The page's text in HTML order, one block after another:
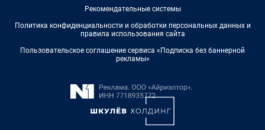
Рекомендательные системы
Политика конфиденциальности и обработки персональных данных и
правила использования сайта
Пользовательское соглашение сервиса «Подписка без баннерной
рекламы»